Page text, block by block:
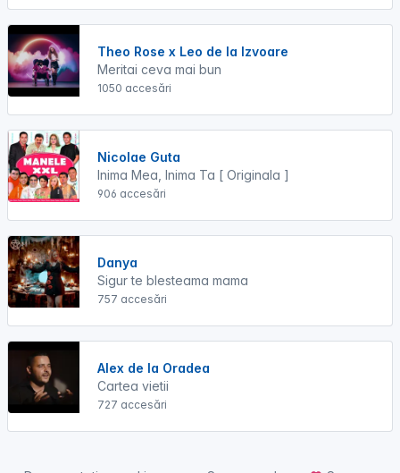
Theo Rose x Leo de la Izvoare
Meritai ceva mai bun
1050 accesări
Nicolae Guta
Inima Mea, Inima Ta [ Originala ]
906 accesări
Danya
Sigur te blesteama mama
757 accesări
Alex de la Oradea
Cartea vietii
727 accesări